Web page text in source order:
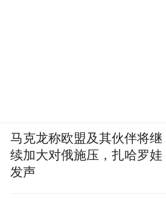
马克龙称欧盟及其伙伴将继
续加大对俄施压，扎哈罗娃
发声